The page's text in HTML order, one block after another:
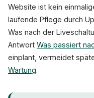
Website ist kein
laufende Pflege durch
Was nach der
Antwort Was passiert
einplant, vermeidet
Wartung.